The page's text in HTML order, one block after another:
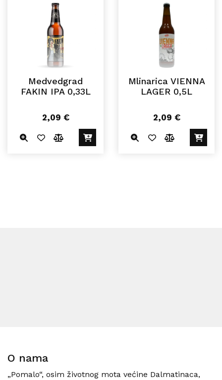
Medvedgrad
FAKIN IPA 0,33L
2,09 €
Mlinarica VIENNA
LAGER 0,5L
2,09 €
O nama
„Pomalo“, osim životnog mota većine Dalmatinaca,